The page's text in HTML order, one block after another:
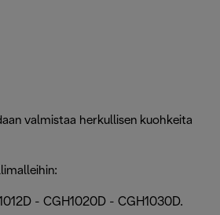
takuu
valmistaa herkullisen kuohkeita
- CGH1020D - CGH1030D.